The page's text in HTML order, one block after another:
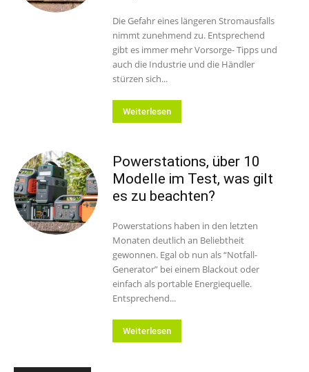
Die Gefahr eines längeren Stromausfalls
nimmt zunehmend zu. Entsprechend
gibt es immer mehr Vorsorge- Tipps und
auch die Industrie und die Händler
stürzen sich...
Weiterlesen
Powerstations, über 10
Modelle im Test, was gilt
es zu beachten?
Powerstations haben in den letzten
Monaten deutlich an Beliebtheit
gewonnen. Egal ob nun als “Notfall-
Generator” bei einem Blackout oder
einfach als portable Energiequelle.
Entsprechend...
Weiterlesen